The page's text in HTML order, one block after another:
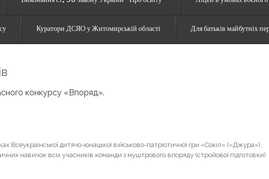
Куратори ДСЯО у Житомирській області Для батьків майбутніх
конкурсу «Впоряд».
Всеукраїнської дитячо-юнацької військово-патріотичної гри «Сокіл» («Джура»).
навичок всіх учасників команди з муштрового впоряду (стройової підготовки)